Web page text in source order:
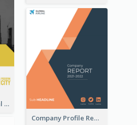
Professional Annual Report Reports
Company Profile Reports